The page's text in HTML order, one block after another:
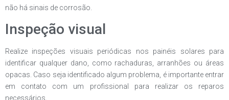
não há sinais de corrosão.
Inspeção visual
Realize inspeções visuais periódicas nos painéis solares para
identificar qualquer dano, como rachaduras, arranhões ou áreas
opacas. Caso seja identificado algum problema, é importante entrar
em contato com um profissional para realizar os reparos
necessários.